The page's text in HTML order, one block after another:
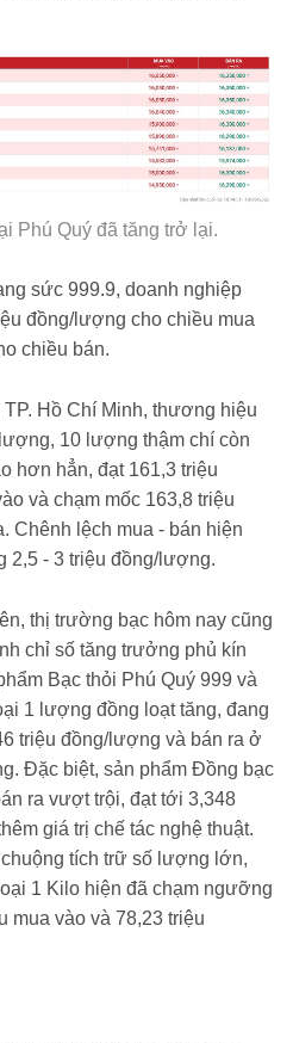
Phú Quý đã tăng trở lại.
sức 999.9, doanh nghiệp
đồng/lượng cho chiều mua
chiều bán.
Hồ Chí Minh, thương hiệu
10 lượng thậm chí còn
hơn hẳn, đạt 161,3 triệu
và chạm mốc 163,8 triệu
Chênh lệch mua - bán hiện
- 3 triệu đồng/lượng.
thị trường bạc hôm nay cũng
chỉ số tăng trưởng phủ kín
Bạc thỏi Phú Quý 999 và
1 lượng đồng loạt tăng, đang
triệu đồng/lượng và bán ra ở
Đặc biệt, sản phẩm Đồng bạc
ra vượt trội, đạt tới 3,348
giá trị chế tác nghệ thuật.
tích trữ số lượng lớn,
1 Kilo hiện đã chạm ngưỡng
mua vào và 78,23 triệu